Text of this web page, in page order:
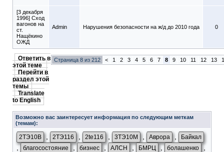
[3 декабря
1996] Сход
вагонов на
ст.
Нащёкино
ОЖД
Admin Нарушения безопасности на ж/д до 2010 года 0
Ответить в
этой теме
Перейти в
раздел этой
темы
Translate
to English
Страница 8 из 212 < 1 2 3 4 5 6 7 8 9 10 11 12 13
Возможно вас заинтересует информация по следующим меткам
(темам):
2ТЭ10В 2ТЭ116 2te116 3ТЭ10М Аврора Байкал
, благосостояние , бизнес , АЛСН , БМРЦ , болашенко